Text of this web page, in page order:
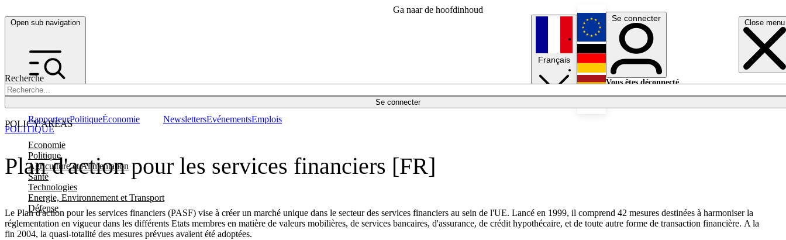
Ga naar de hoofdinhoud
Open sub navigation Close menu
Recherche
Se connecter
POLICY AREAS
Economie
Politique
Agriculture et Alimentation
Santé
Technologies
Energie, Environnement et Transport
Défense
RapporteurPolitiqueÉconomie NewslettersEvénementsEmplois
Français
English
Deutsch
Se connecter
Vous êtes déconnecté.
Plan d'action pour les services financiers [FR]
Le Plan d'action pour les services financiers (PASF) vise à créer un marché unique dans le secteur des services financiers au sein de l'UE. Lancé en 1999, il comprend 42 mesures destinées à harmoniser la
réglementation en vigueur dans les différents Etats membres en matière de valeurs mobilières, de services bancaires, d'assurance, de crédit hypothécaire, et de toute autre forme de transaction financière. A la
fin 2004, la quasi-totalité des mesures prévues avaient été adoptées.
POLITIQUE